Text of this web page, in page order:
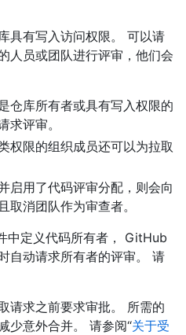
具有写入访问权限。 可以请
人员或团队进行评审，他们会
仓库所有者或具有写入权限的
求评审。
权限的组织成员还可以为拉取
启用了代码评审分配，则会向
取消团队作为审查者。
中定义代码所有者， GitHub
自动请求所有者的评审。 请
请求之前要求审批。 所需的
少意外合并。 请参阅“关于受